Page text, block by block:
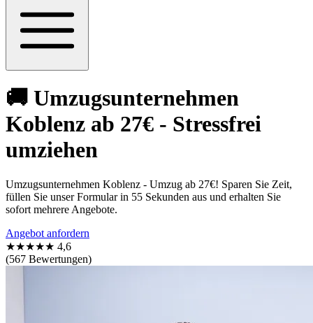
🚚 Umzugsunternehmen
Koblenz ab 27€ - Stressfrei
umziehen
Umzugsunternehmen Koblenz - Umzug ab 27€! Sparen Sie Zeit,
füllen Sie unser Formular in 55 Sekunden aus und erhalten Sie
sofort mehrere Angebote.
Angebot anfordern
★★★★★ 4,6
(567 Bewertungen)